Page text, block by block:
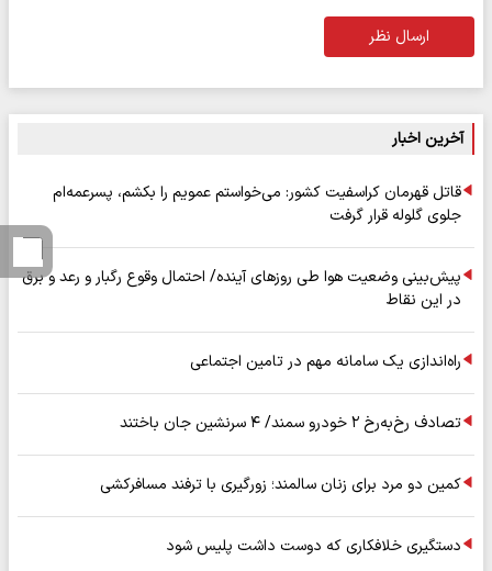
ارسال نظر
آخرین اخبار
قاتل قهرمان کراسفیت کشور: می‌خواستم عمویم را بکشم، پسرعمه‌ام
جلوی گلوله قرار گرفت
پیش‌بینی وضعیت هوا طی روزهای آینده/ احتمال وقوع رگبار و رعد و برق
در این نقاط
راه‌اندازی یک سامانه مهم در تامین اجتماعی
تصادف رخ‌به‌رخ ۲ خودرو سمند/ ۴ سرنشین جان باختند
کمین دو مرد برای زنان سالمند؛ زورگیری با ترفند مسافرکشی
دستگیری خلافکاری که دوست داشت پلیس شود